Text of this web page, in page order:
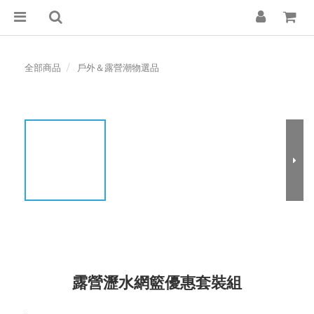
全部商品 戶外＆露營潮物選品
露營瀝水網籃優惠套裝組